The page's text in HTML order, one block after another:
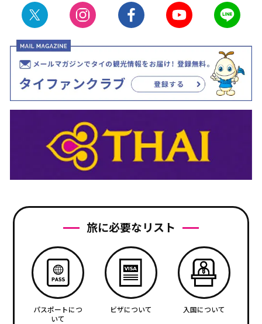
旅に必要なリスト
パスポートにつ
いて
ビザについて 入国について